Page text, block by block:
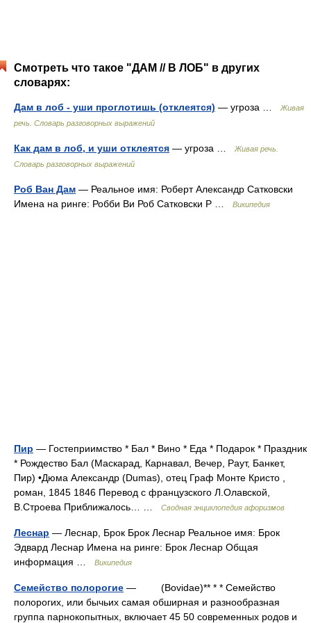
Смотреть что такое "ДАМ // В ЛОБ" в других
словарях:
Дам в лоб - уши проглотишь (отклеятся) — угроза …
Живая
речь. Словарь разговорных выражений
Как дам в лоб, и уши отклеятся — угроза …
Живая речь.
Словарь разговорных выражений
Роб Ван Дам — Реальное имя: Роберт Александр Сатковски
Имена на ринге: Робби Ви Роб Сатковски Р …
Википедия
Пир — Гостеприимство * Бал * Вино * Еда * Подарок * Праздник
* Рождество Бал (Маскарад, Карнавал, Вечер, Раут, Банкет,
Пир) •Дюма Александр (Dumas), отец Граф Монте Кристо ,
роман, 1845 1846 Перевод с французского Л.Олавской,
В.Строева Приближалось… …
Сводная энциклопедия афоризмов
Леснар — Леснар, Брок Брок Леснар Реальное имя: Брок
Эдвард Леснар Имена на ринге: Брок Леснар Общая
информация …
Википедия
Семейство полорогие — (Bovidae)** * * Семейство
полорогих, или бычьих самая обширная и разнообразная
группа парнокопытных, включает 45 50 современных родов и